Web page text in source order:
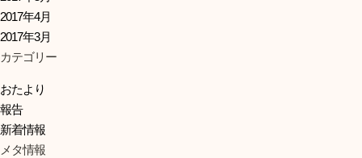
2017年4月
2017年3月
カテゴリー
おたより
報告
新着情報
メタ情報